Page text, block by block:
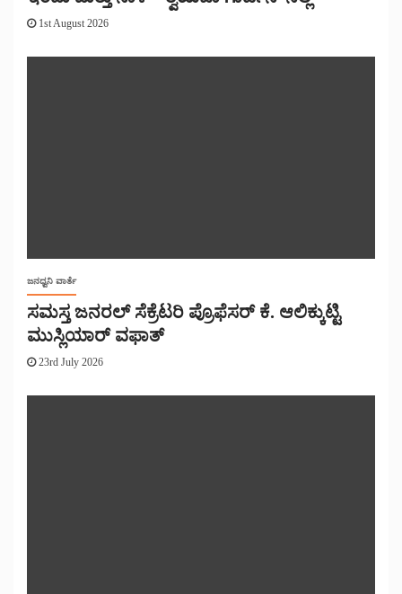
1st August 2026
ಜನಧ್ವನಿ ವಾರ್ತೆ
ಸಮಸ್ತ ಜನರಲ್ ಸೆಕ್ರೆಟರಿ ಪ್ರೊಫೆಸರ್ ಕೆ. ಆಲಿಕ್ಕುಟ್ಟಿ
ಮುಸ್ಲಿಯಾರ್ ವಫಾತ್
23rd July 2026